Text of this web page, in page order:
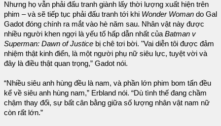
Nhưng họ vẫn phải đấu tranh giành lấy thời lượng xuất hiện trên
phim – và sẽ tiếp tục phải đấu tranh tới khi Wonder Woman do Gal
Gadot đóng chính ra mắt vào hè năm sau. Nhân vật này được
nhiều người khen ngợi là yếu tố hấp dẫn nhất củaBatman v
Superman: Dawn of Justice bị chê tơi bời. "Vai diễn tôi được đảm
nhiệm thật kinh điển, là một người phụ nữ siêu lực, tuyệt vời và
đây là điều thật quan trọng,” Gadot nói.
“Nhiều siêu anh hùng đều là nam, và phần lớn phim bom tấn đều
kể về siêu anh hùng nam,” Erbland nói. “Dù tình thế đang chầm
chậm thay đổi, sự bất cân bằng giữa số lượng nhân vật nam nữ
còn rất lớn.”